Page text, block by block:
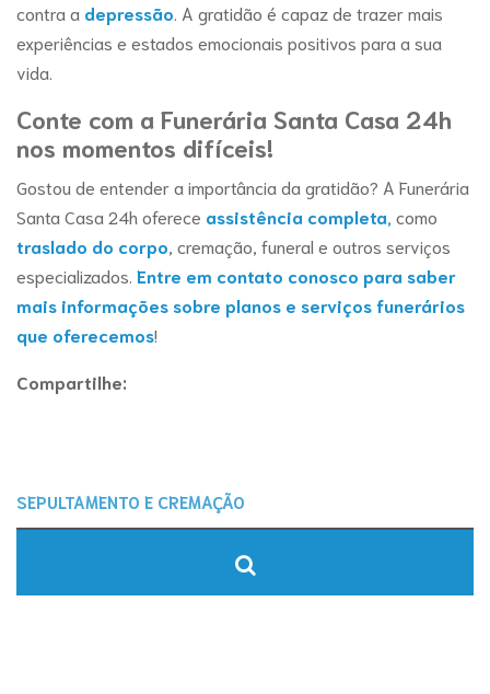
contra a depressão. A gratidão é capaz de trazer mais
experiências e estados emocionais positivos para a sua
vida.
Conte com a Funerária Santa Casa 24h
nos momentos difíceis!
Gostou de entender a importância da gratidão? A Funerária
Santa Casa 24h oferece assistência completa, como
traslado do corpo, cremação, funeral e outros serviços
especializados. Entre em contato conosco para saber
mais informações sobre planos e serviços funerários
que oferecemos!
Compartilhe: